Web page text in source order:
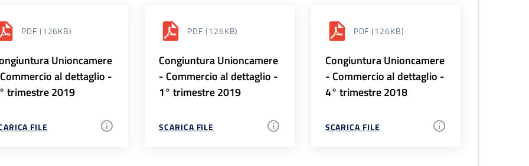
PDF (126KB)
Unioncamere
al dettaglio -
trimestre 2019
FILE
PDF (126KB)
Congiuntura Unioncamere
- Commercio al dettaglio -
1° trimestre 2019
SCARICA FILE
PDF (126KB)
Congiuntura Unioncamere
- Commercio al dettaglio -
4° trimestre 2018
SCARICA FILE